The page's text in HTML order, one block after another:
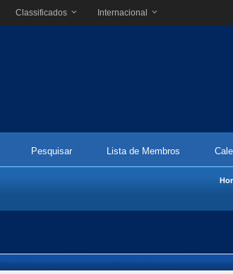
Classificados Internacional
Pesquisar Lista de Membros